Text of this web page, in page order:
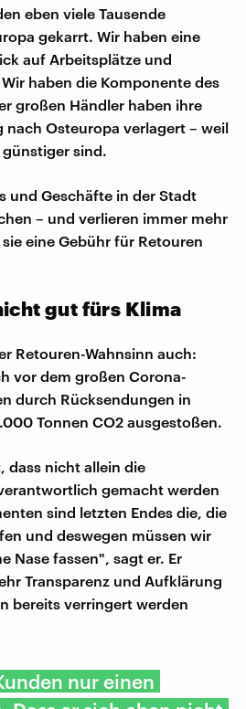
eben viele Tausende
gekarrt. Wir haben eine
auf Arbeitsplätze und
haben die Komponente des
großen Händler haben ihre
Osteuropa verlagert – weil
sind.
und Geschäfte in der Stadt
– und verlieren immer mehr
eine Gebühr für Retouren
gut fürs Klima
Retouren-Wahnsinn auch:
vor dem großen Corona-
durch Rücksendungen in
Tonnen CO2 ausgestoßen.
dass nicht allein die
gemacht werden
sind letzten Endes die, die
und deswegen müssen wir
Nase fassen", sagt er. Er
Transparenz und Aufklärung
bereits verringert werden
nur einen